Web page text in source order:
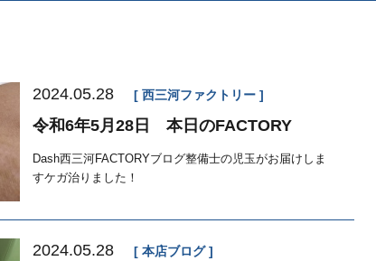
2024.05.28 西三河ファクトリー
令和6年5月28日 本日のFACTORY
Dash西三河FACTORYブログ整備士の児玉がお届けしま
すケガ治りました！
2024.05.28 本店ブログ